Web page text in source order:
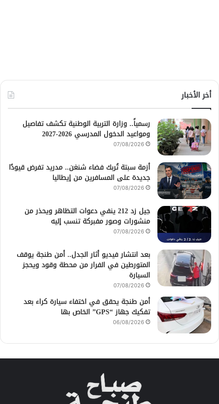
أخر الأخبار
رسمياً.. وزارة التربية الوطنية تكشف تفاصيل
ومواعيد الدخول المدرسي 2026-2027
07/08/2026
أزمة سبتة تُربك فضاء شنغن.. مدريد تفرض قيودًا
جديدة على المسافرين من إيطاليا
07/08/2026
جيل زد 212 ينفي دعوات التظاهر ويحذر من
منشورات وصور مفبركة تنسب إليه
07/08/2026
بعد انتشار فيديو أثار الجدل.. أمن طنجة يوقف
المتورطين في الفرار من محطة وقود ويحجز
السيارة
07/08/2026
أمن طنجة يحقق في اختفاء سيارة كراء بعد
تفكيك جهاز “GPS” الخاص بها
06/08/2026